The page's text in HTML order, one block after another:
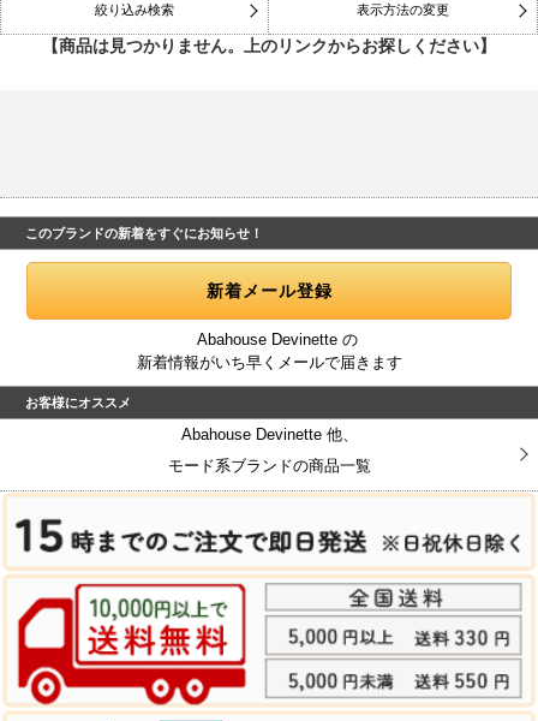
絞り込み検索 表示方法の変更
【商品は見つかりません。上のリンクからお探しください】
このブランドの新着をすぐにお知らせ！
Abahouse Devinette の
新着情報がいち早くメールで届きます
お客様にオススメ
Abahouse Devinette 他、
モード系ブランドの商品一覧